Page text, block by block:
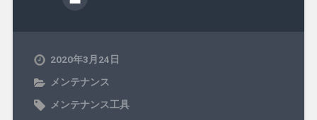
2020年3月24日
メンテナンス
メンテナンス工具